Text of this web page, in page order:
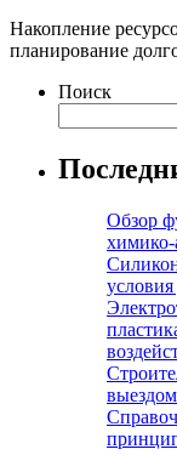
Накопление
планирование
Поиск
Обзор
химико-